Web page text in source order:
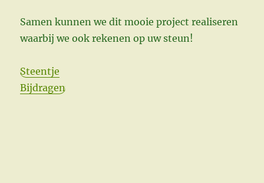
Samen kunnen we dit mooie project realiseren
waarbij we ook rekenen op uw steun!
Steentje
Bijdragen